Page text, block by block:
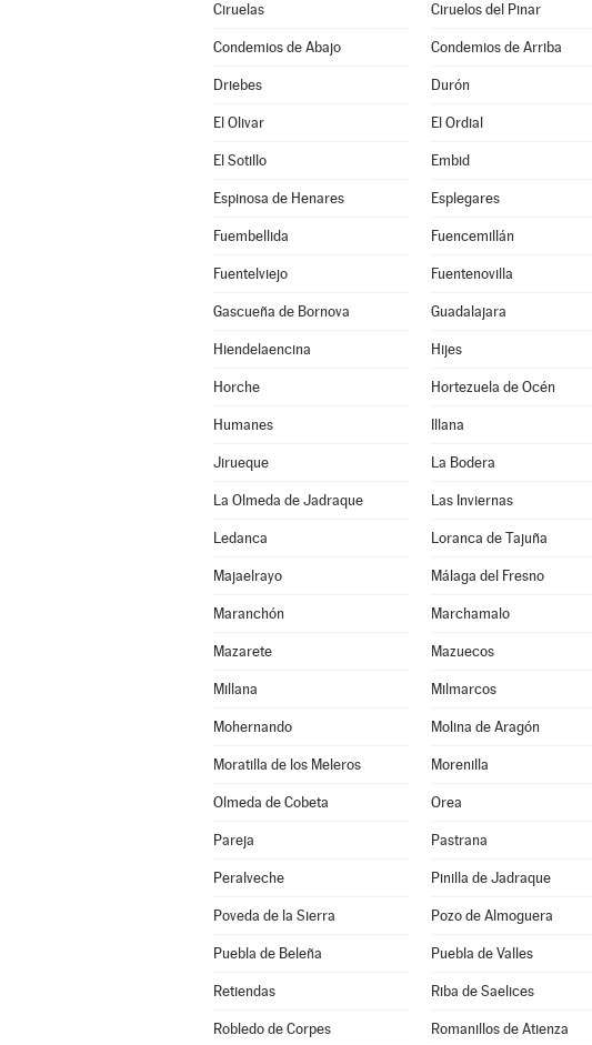
Ciruelas Ciruelos del Pinar
Condemios de Abajo Condemios de Arriba
Driebes Durón
El Olivar El Ordial
El Sotillo Embid
Espinosa de Henares Esplegares
Fuembellida Fuencemillán
Fuentelviejo Fuentenovilla
Gascueña de Bornova Guadalajara
Hiendelaencina Hijes
Horche Hortezuela de Océn
Humanes Illana
Jirueque La Bodera
La Olmeda de Jadraque Las Inviernas
Ledanca Loranca de Tajuña
Majaelrayo Málaga del Fresno
Maranchón Marchamalo
Mazarete Mazuecos
Millana Milmarcos
Mohernando Molina de Aragón
Moratilla de los Meleros Morenilla
Olmeda de Cobeta Orea
Pareja Pastrana
Peralveche Pinilla de Jadraque
Poveda de la Sierra Pozo de Almoguera
Puebla de Beleña Puebla de Valles
Retiendas Riba de Saelices
Robledo de Corpes Romanillos de Atienza